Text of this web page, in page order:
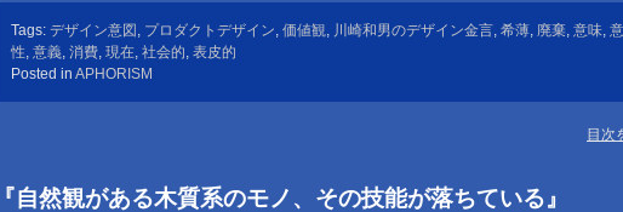
Tags: デザイン意図 プロダクトデザイン 価値観 川崎和男のデザイン金言 希薄 廃棄 意味
性 意義 消費 現在 社会的 表皮的
Posted in APHORISM
目次
『自然観がある木質系のモノ、その技能が落ちている』